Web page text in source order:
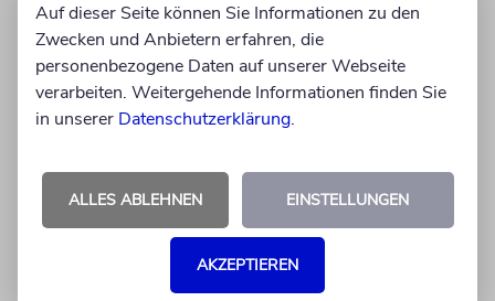
Friedensmissionen
07.08.2026
Auf dieser Seite können Sie Informationen zu den
Zwecken und Anbietern erfahren, die
personenbezogene Daten auf unserer Webseite
verarbeiten. Weitergehende Informationen finden Sie
in unserer Datenschutzerklärung.
ALLES ABLEHNEN EINSTELLUNGEN
AKZEPTIEREN